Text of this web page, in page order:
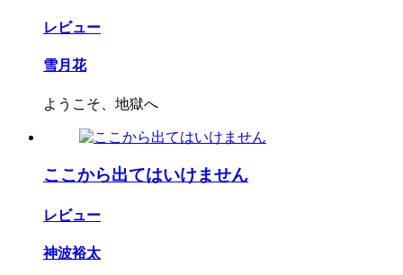
レビュー
雪月花
ようこそ、地獄へ
ここから出てはいけません
レビュー
神波裕太